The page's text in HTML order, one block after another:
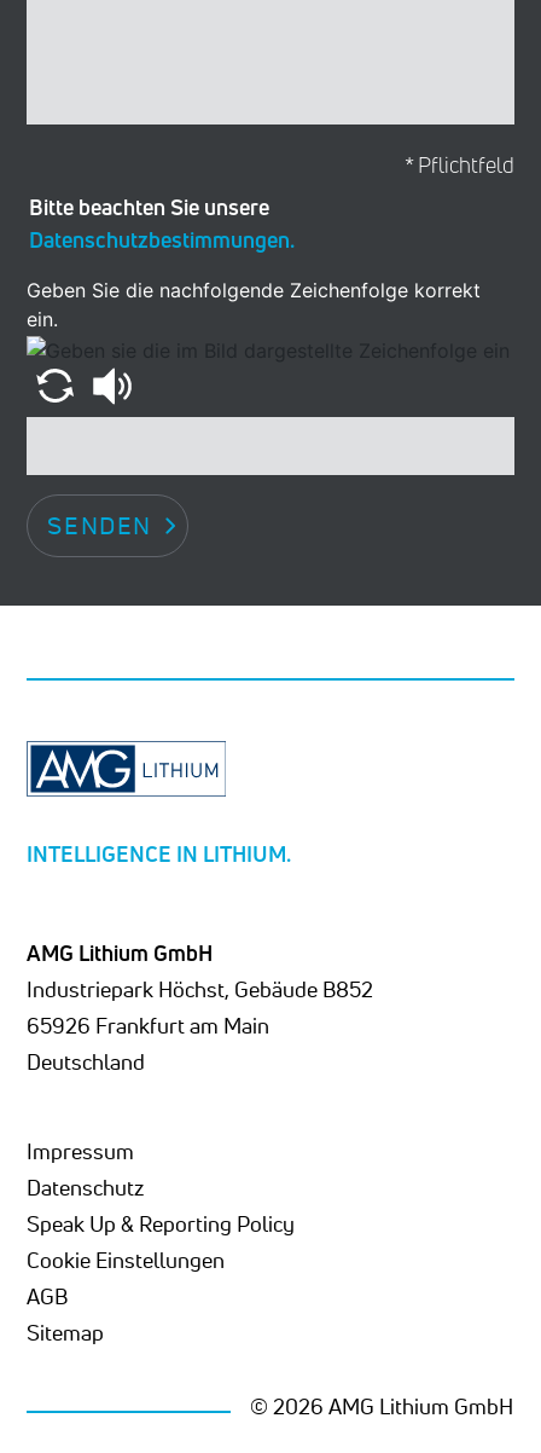
Bitte beachten Sie unsere
Datenschutzbestimmungen.
* Pflichtfeld
Geben Sie die nachfolgende Zeichenfolge korrekt
ein.
SENDEN
INTELLIGENCE IN LITHIUM.
AMG Lithium GmbH
Industriepark Höchst, Gebäude B852
65926 Frankfurt am Main
Deutschland
Impressum
Datenschutz
Speak Up & Reporting Policy
Cookie Einstellungen
AGB
Sitemap
© 2026 AMG Lithium GmbH